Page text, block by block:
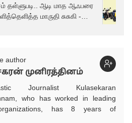
தள்ளுபடி.. ஆடி மாத ஆஃபரை
மாருதி சுசுகி -
author
முனிரத்தினம்
Journalist Kulasekaran
who has worked in leading
has 8 years of